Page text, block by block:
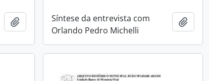
Adicionar a área de transferência
Síntese da entrevista com
Orlando Pedro Michelli